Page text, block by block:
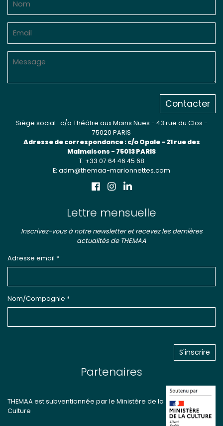
Contacter
Siège social : c/o Théâtre aux Mains Nues - 43 rue du Clos -
75020 PARIS
Adresse de correspondance : c/o Opale - 21 rue des
Malmaisons - 75013 PARIS
T: +33 07 64 46 45 68
E: adm@themaa-marionnettes.com
Lettre mensuelle
Inscrivez-vous à notre newsletter et recevez les dernières
actualités de THEMAA
Adresse email *
Nom/Compagnie *
Partenaires
THEMAA est subventionnée par le Ministère de la
Culture